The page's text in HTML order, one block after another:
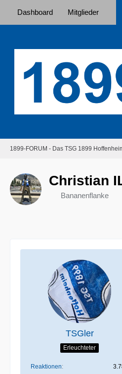
Dashboard Mitglieder
1899-FORUM - Das TSG 1899
Christian
Bananenflanke
TSGler
Erleuchteter
Reaktionen